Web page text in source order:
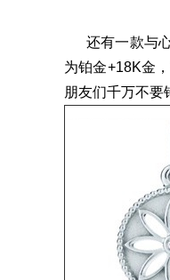
还有一款与心
为铂金+18K金
朋友们千万不要